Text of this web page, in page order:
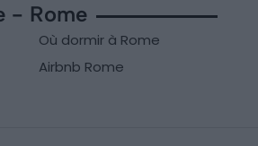
- Rome
Où dormir à Rome
Airbnb Rome